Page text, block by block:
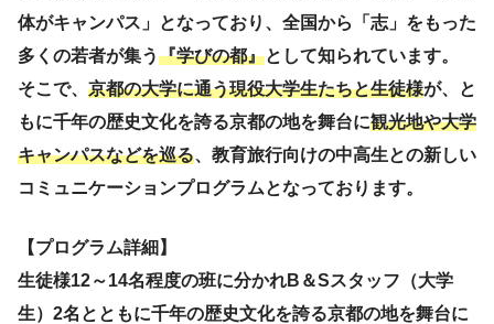
体がキャンパス」となっており、全国から「志」をもった
多くの若者が集う『学びの都』として知られています。
そこで、 京都の大学に通う現役大学生たちと生徒様が、と
もに千年の歴史文化を誇る京都の地を舞台に観光地や大学
キャンパスなどを巡る、教育旅行向けの中高生との新しい
コミュニケーションプログラムとなっております。
【プログラム詳細】
生徒様12～14名程度の班に分かれB＆Sスタッフ（大学
生）2名とともに千年の歴史文化を誇る京都の地を舞台に